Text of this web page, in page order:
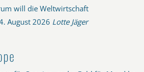
will die Weltwirtschaft
August 2026 Lotte Jäger